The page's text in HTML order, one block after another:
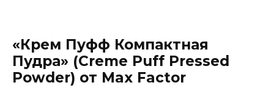
«Крем Пуфф Компактная
Пудра» (Creme Puff Pressed
Powder) от Max Factor